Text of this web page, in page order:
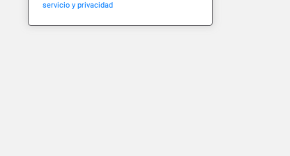
servicio y privacidad